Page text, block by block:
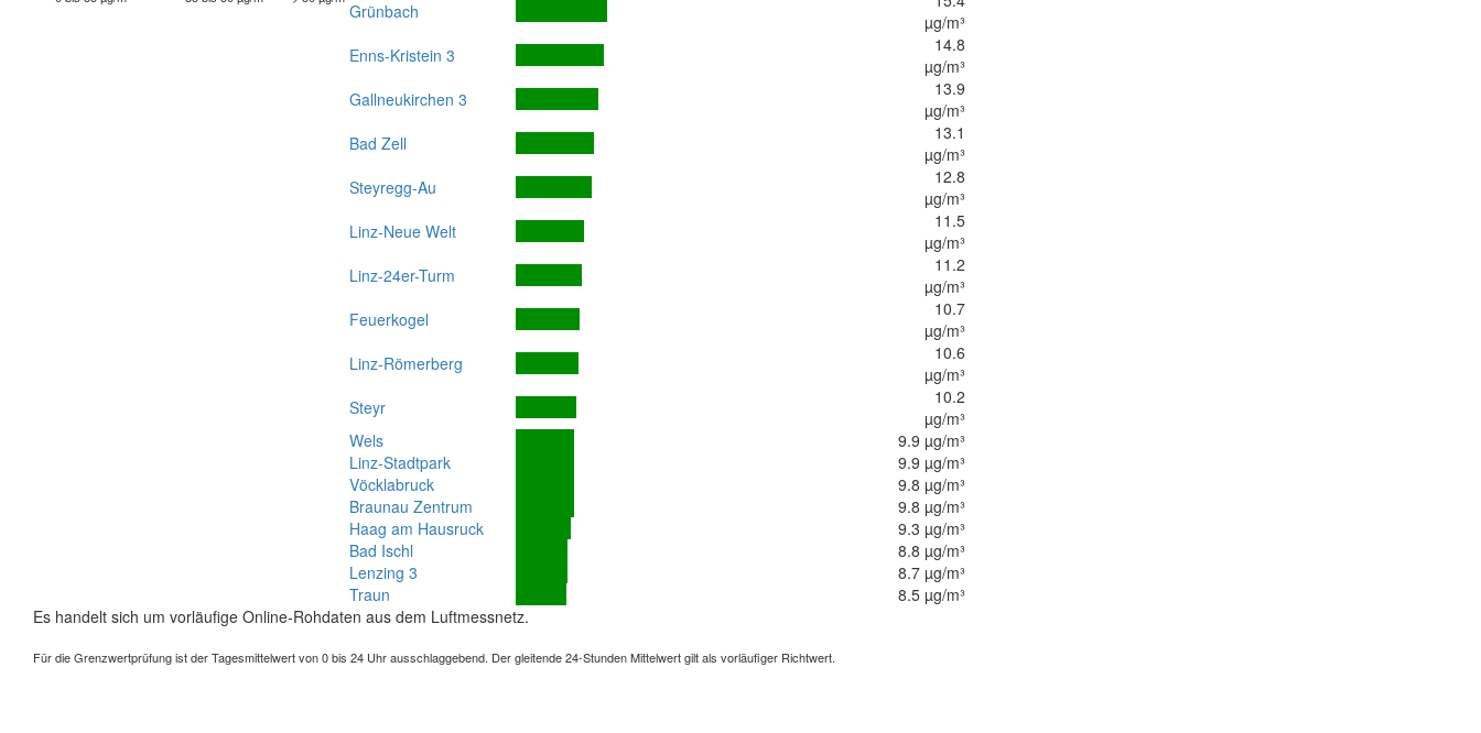
Grünbach
µg/m³
Enns-Kristein 3
14.8
µg/m³
Gallneukirchen 3
13.9
µg/m³
Bad Zell
13.1
µg/m³
Steyregg-Au
12.8
µg/m³
Linz-Neue Welt
11.5
µg/m³
Linz-24er-Turm
11.2
µg/m³
Feuerkogel
10.7
µg/m³
Linz-Römerberg
10.6
µg/m³
Steyr
10.2
µg/m³
Wels
9.9 µg/m³
Linz-Stadtpark
9.9 µg/m³
Vöcklabruck
9.8 µg/m³
Braunau Zentrum
9.8 µg/m³
Haag am Hausruck
9.3 µg/m³
Bad Ischl
8.8 µg/m³
Lenzing 3
8.7 µg/m³
Traun
8.5 µg/m³
Es handelt sich um vorläufige Online-Rohdaten aus dem Luftmessnetz.
Für die Grenzwertprüfung ist der Tagesmittelwert von 0 bis 24 Uhr ausschlaggebend. Der gleitende 24-Stunden Mittelwert gilt als vorläufiger Richtwert.